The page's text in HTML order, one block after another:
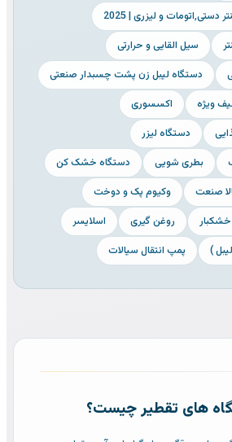
لیزری | 2025
سیل القایی و حرارتی
دستگاه لیبل زن پشت چسبدار صنعتی
ویژه
اکسسوری
دستگاه لیزر
بطری شویی
دستگاه خشک کن
صنعت
وکیوم پک و دوخت
روغن گیری
اسلایسر
)
پمپ انتقال سیالات
های تقطیر چیست؟